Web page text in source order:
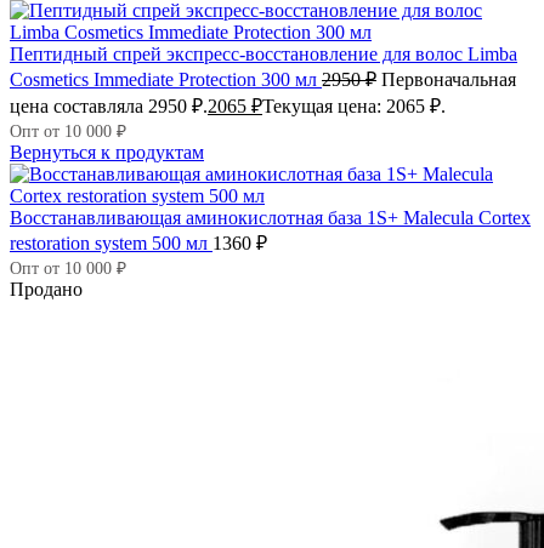
Пептидный спрей экспресс-восстановление для волос Limba
Cosmetics Immediate Protection 300 мл 2950₽ Первоначальная
цена составляла 2950 ₽.2065 ₽Текущая цена: 2065 ₽.
Опт от 10 000 ₽
Вернуться к продуктам
Восстанавливающая аминокислотная база 1S+ Malecula Cortex
restoration system 500 мл 1360 ₽
Опт от 10 000 ₽
Продано